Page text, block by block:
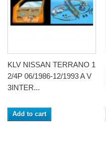
KLV NISSAN TERRANO 1
2/4P 06/1986-12/1993 A V
3INTER...
Add to cart